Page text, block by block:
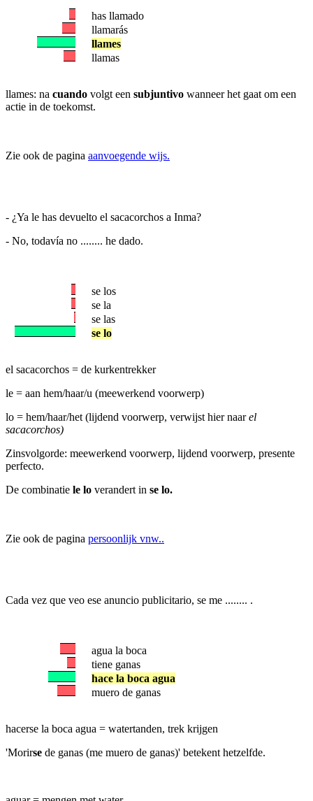
has llamado
llamarás
llames
llamas
llames: na cuando volgt een subjuntivo wanneer het gaat om een
actie in de toekomst.
Zie ook de pagina aanvoegende wijs.
- ¿Ya le has devuelto el sacacorchos a Inma?
- No, todavía no ........ he dado.
se los
se la
se las
se lo
el sacacorchos = de kurkentrekker
le = aan hem/haar/u (meewerkend voorwerp)
lo = hem/haar/het (lijdend voorwerp, verwijst hier naarel
sacacorchos)
Zinsvolgorde: meewerkend voorwerp, lijdend voorwerp, presente
perfecto.
De combinatie le lo verandert in se lo.
Zie ook de pagina persoonlijk vnw..
Cada vez que veo ese anuncio publicitario, se me ........ .
agua la boca
tiene ganas
hace la boca agua
muero de ganas
hacerse la boca agua = watertanden, trek krijgen
'Morirse de ganas (me muero de ganas)' betekent hetzelfde.